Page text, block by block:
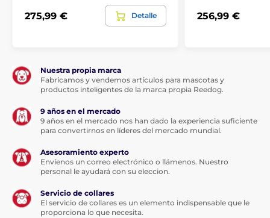
275,99 € Detalle 256,99 €
Nuestra propia marca
Fabricamos y vendemos artículos para mascotas y
productos inteligentes de la marca propia Reedog.
9 años en el mercado
9 años en el mercado nos han dado la experiencia suficiente
para convertirnos en líderes del mercado mundial.
Asesoramiento experto
Envíenos un correo electrónico o llámenos. Nuestro
personal le ayudará con su eleccion.
Servicio de collares
El servicio de collares es un elemento indispensable que le
proporciona lo que necesita.